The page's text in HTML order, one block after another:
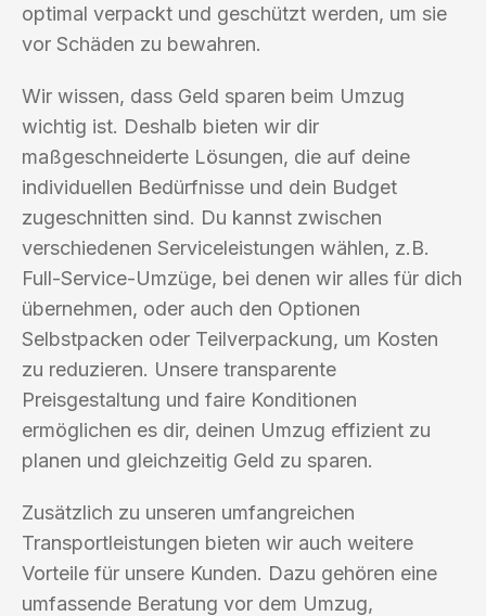
optimal verpackt und geschützt werden, um sie
vor Schäden zu bewahren.
Wir wissen, dass Geld sparen beim Umzug
wichtig ist. Deshalb bieten wir dir
maßgeschneiderte Lösungen, die auf deine
individuellen Bedürfnisse und dein Budget
zugeschnitten sind. Du kannst zwischen
verschiedenen Serviceleistungen wählen, z.B.
Full-Service-Umzüge, bei denen wir alles für dich
übernehmen, oder auch den Optionen
Selbstpacken oder Teilverpackung, um Kosten
zu reduzieren. Unsere transparente
Preisgestaltung und faire Konditionen
ermöglichen es dir, deinen Umzug effizient zu
planen und gleichzeitig Geld zu sparen.
Zusätzlich zu unseren umfangreichen
Transportleistungen bieten wir auch weitere
Vorteile für unsere Kunden. Dazu gehören eine
umfassende Beratung vor dem Umzug,